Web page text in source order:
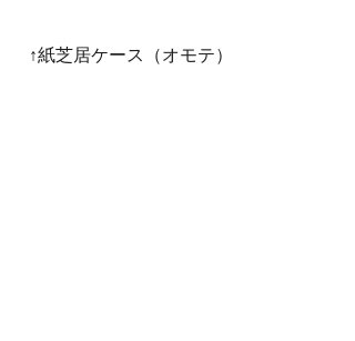
↑紙芝居ケース（オモテ）